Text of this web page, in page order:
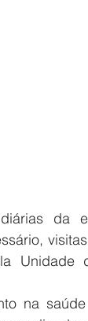
da
na